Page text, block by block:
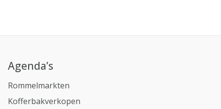
Agenda’s
Rommelmarkten
Kofferbakverkopen